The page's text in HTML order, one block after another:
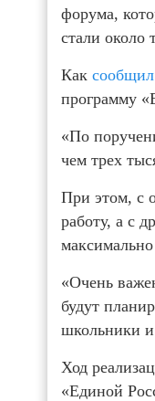
форума,
стали около
Как
программу
«По
чем трех
При этом, с
работу, а с
«Очень
будут
школьники
Ход
«Единой